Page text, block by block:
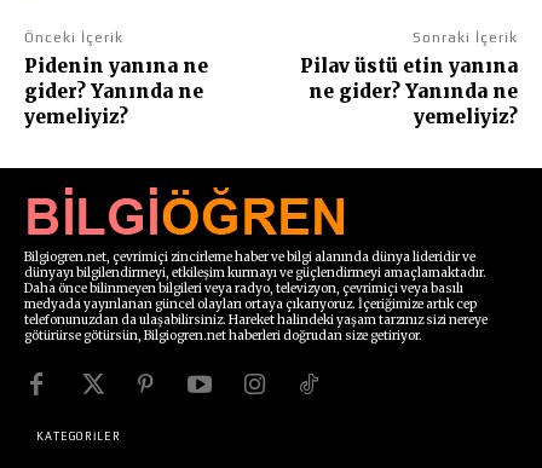
Önceki İçerik
Pidenin yanına ne
gider? Yanında ne
yemeliyiz?
Sonraki İçerik
Pilav üstü etin yanına
ne gider? Yanında ne
yemeliyiz?
Bilgiogren.net, çevrimiçi zincirleme haber ve bilgi alanında dünya lideridir ve
dünyayı bilgilendirmeyi, etkileşim kurmayı ve güçlendirmeyi amaçlamaktadır.
Daha önce bilinmeyen bilgileri veya radyo, televizyon, çevrimiçi veya basılı
medyada yayınlanan güncel olayları ortaya çıkarıyoruz. İçeriğimize artık cep
telefonunuzdan da ulaşabilirsiniz. Hareket halindeki yaşam tarzınız sizi nereye
götürürse götürsün, Bilgiogren.net haberleri doğrudan size getiriyor.
KATEGORİLER